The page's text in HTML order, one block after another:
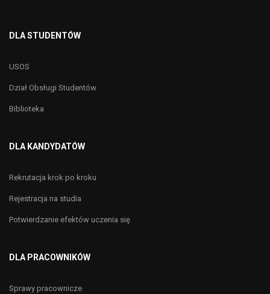
DLA STUDENTÓW
USOS
Dział Obsługi Studentów
Biblioteka
DLA KANDYDATÓW
Rekrutacja krok po kroku
Rejestracja na studia
Potwierdzanie efektów uczenia się
DLA PRACOWNIKÓW
Sprawy pracownicze